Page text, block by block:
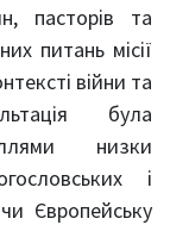
пасторів та
питань місії
війни та
була
низки
і
Європейську